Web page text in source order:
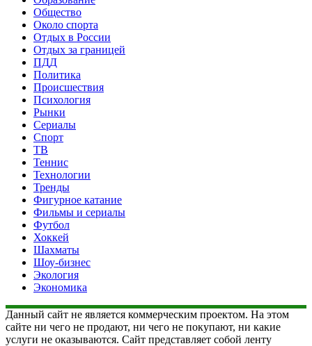
Общество
Около спорта
Отдых в России
Отдых за границей
ПДД
Политика
Происшествия
Психология
Рынки
Сериалы
Спорт
ТВ
Теннис
Технологии
Тренды
Фигурное катание
Фильмы и сериалы
Футбол
Хоккей
Шахматы
Шоу-бизнес
Экология
Экономика
Данный сайт не является коммерческим проектом. На этом
сайте ни чего не продают, ни чего не покупают, ни какие
услуги не оказываются. Сайт представляет собой ленту